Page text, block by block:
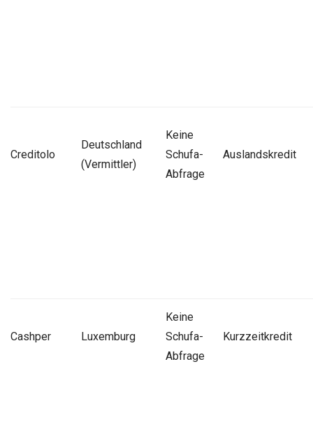
Creditolo
Deutschland
(Vermittler)
Keine
Schufa-
Abfrage
Auslandskredit
Cashper Luxemburg
Keine
Schufa-
Abfrage
Kurzzeitkredit